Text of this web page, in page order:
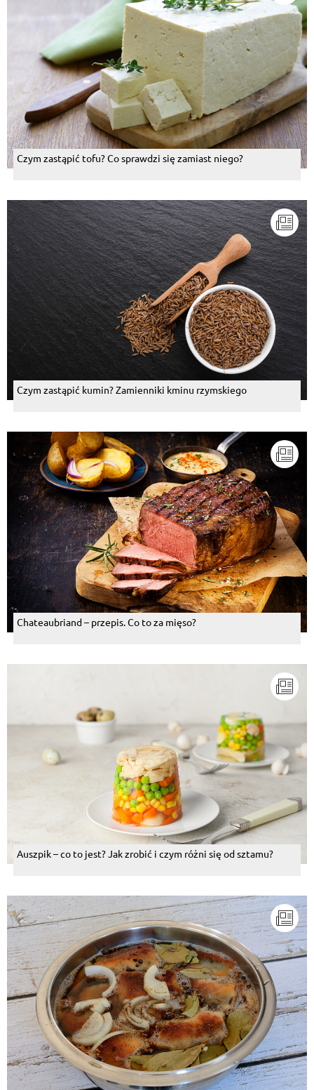
Czym zastąpić tofu? Co sprawdzi się zamiast niego?
Czym zastąpić kumin? Zamienniki kminu rzymskiego
Chateaubriand – przepis. Co to za mięso?
Auszpik – co to jest? Jak zrobić i czym różni się od sztamu?